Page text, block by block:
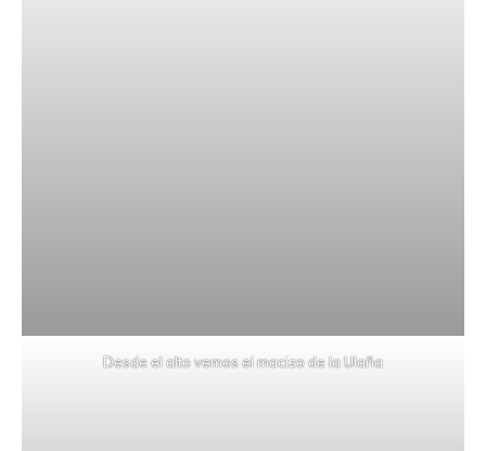
Desde el alto vemos el macizo de la Ulaña